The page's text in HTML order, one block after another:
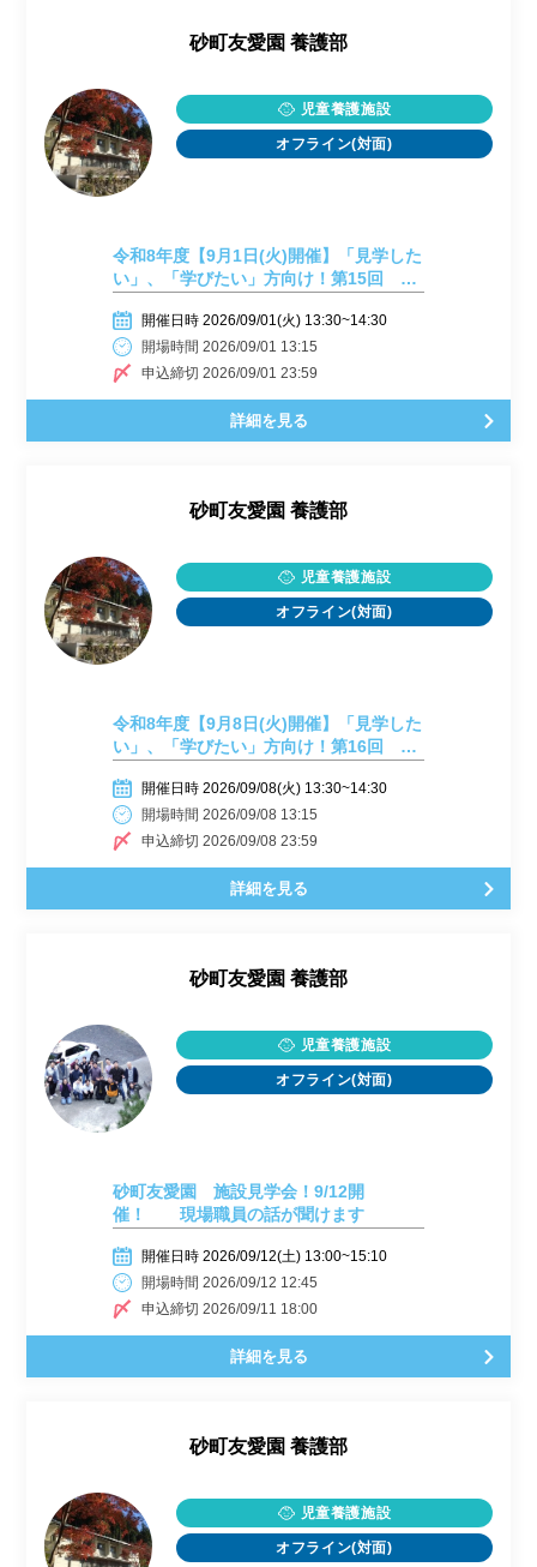
砂町友愛園 養護部
児童養護施設
オフライン(対面)
令和8年度【9月1日(火)開催】「見学した
い」、「学びたい」方向け！第15回 施
開催日時 2026/09/01(火) 13:30~14:30
開場時間 2026/09/01 13:15
申込締切 2026/09/01 23:59
詳細を見る
砂町友愛園 養護部
児童養護施設
オフライン(対面)
令和8年度【9月8日(火)開催】「見学した
い」、「学びたい」方向け！第16回 施
開催日時 2026/09/08(火) 13:30~14:30
開場時間 2026/09/08 13:15
申込締切 2026/09/08 23:59
詳細を見る
砂町友愛園 養護部
児童養護施設
オフライン(対面)
砂町友愛園 施設見学会！9/12開
催！ 現場職員の話が聞けます
開催日時 2026/09/12(土) 13:00~15:10
開場時間 2026/09/12 12:45
申込締切 2026/09/11 18:00
詳細を見る
砂町友愛園 養護部
児童養護施設
オフライン(対面)